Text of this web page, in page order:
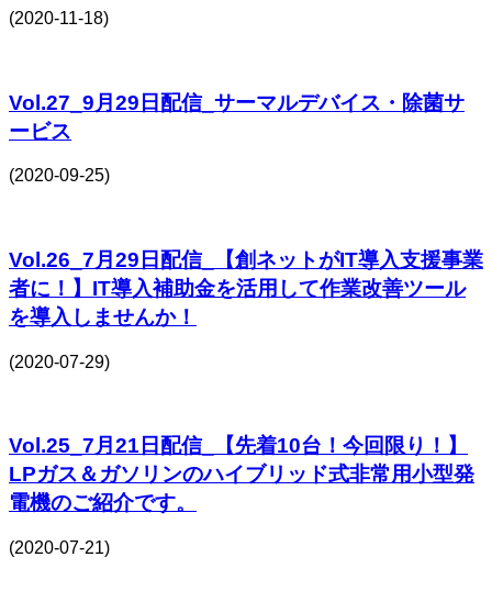
(2020-11-18)
Vol.27_9月29日配信_サーマルデバイス・除菌サ
ービス
(2020-09-25)
Vol.26_7月29日配信_【創ネットがIT導入支援事業
者に！】IT導入補助金を活用して作業改善ツール
を導入しませんか！
(2020-07-29)
Vol.25_7月21日配信_【先着10台！今回限り！】
LPガス＆ガソリンのハイブリッド式非常用小型発
電機のご紹介です。
(2020-07-21)